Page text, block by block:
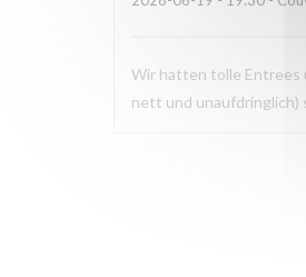
Wir hatten tolle Entrees
nett und unaufdringlich)